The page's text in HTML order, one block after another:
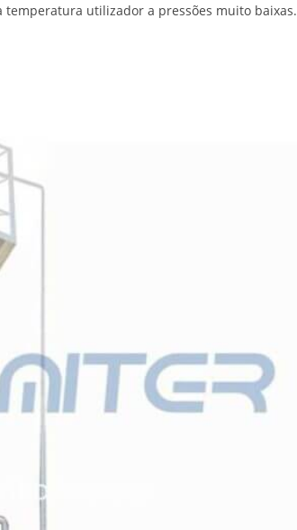
utilizador a pressões muito baixas.